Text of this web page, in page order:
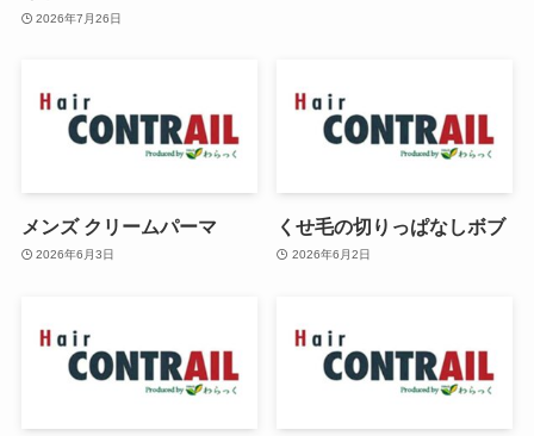
2026年7月26日
メンズ クリームパーマ
2026年6月3日
くせ毛の切りっぱなしボブ
2026年6月2日